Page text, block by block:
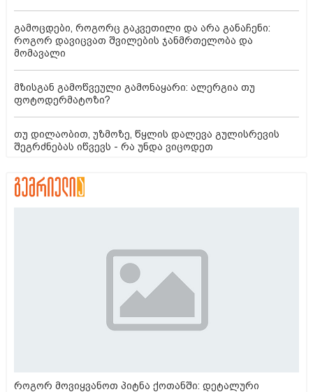
გამოცდები, როგორც გაკვეთილი და არა განაჩენი:
როგორ დავიცვათ შვილების ჯანმრთელობა და
მომავალი
მზისგან გამოწვეული გამონაყარი: ალერგია თუ
ფოტოდერმატოზი?
თუ დილაობით, უზმოზე, წყლის დალევა გულისრევის
შეგრძნებას იწვევს - რა უნდა ვიცოდეთ
როგორ მოვიყვანოთ პიტნა ქოთანში: დეტალური